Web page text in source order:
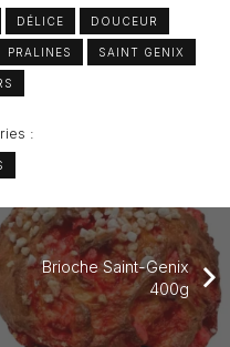
DÉLICE DOUCEUR
PRALINES SAINT GENIX
:
Brioche Saint-Genix
400g